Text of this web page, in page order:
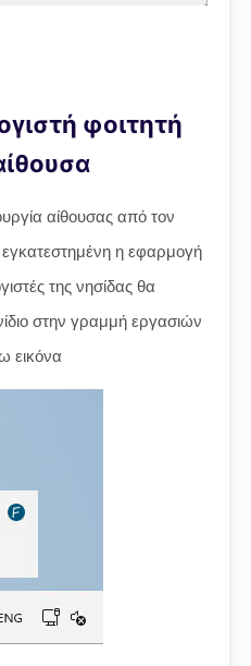
φοιτητή
αίθουσας από τον
εγκατεστημένη η εφαρμογή
της νησίδας θα
στην γραμμή εργασιών
εικόνα